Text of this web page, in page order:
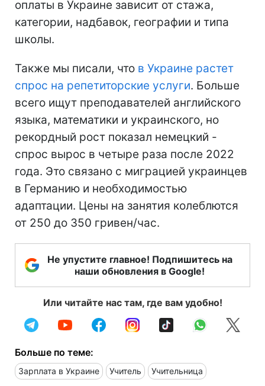
оплаты в Украине зависит от стажа,
категории, надбавок, географии и типа
школы.
Также мы писали, что в Украине растет
спрос на репетиторские услуги. Больше
всего ищут преподавателей английского
языка, математики и украинского, но
рекордный рост показал немецкий -
спрос вырос в четыре раза после 2022
года. Это связано с миграцией украинцев
в Германию и необходимостью
адаптации. Цены на занятия колеблются
от 250 до 350 гривен/час.
Не упустите главное! Подпишитесь на
наши обновления в Google!
Или читайте нас там, где вам удобно!
Больше по теме:
Зарплата в Украине Учитель Учительница